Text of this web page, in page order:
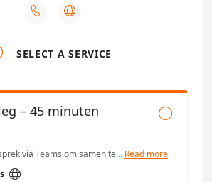
 
SELECT A SERVICE

– 45 minuten
Een uitgebreid gesprek via Teams om samen technische mogelijkheden, projecten of vragen te bespreken. Handig als u al wat meer details wilt doornemen. A more in-depth Teams meeting to discuss technical options, ongoing projects, or specific questions. Ideal if you’d like to go over more details together. Read more
